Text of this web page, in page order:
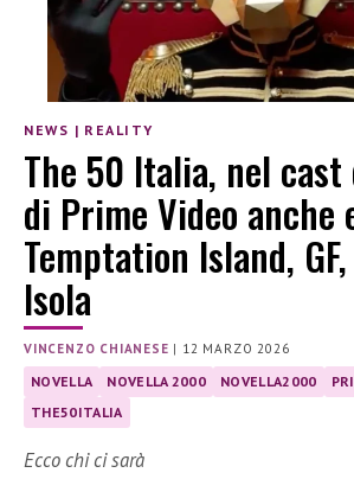
NEWS | REALITY
The 50 Italia, nel
di Prime Video anche
Temptation Island,
Isola
VINCENZO CHIANESE | 12 MARZO 2026
NOVELLA NOVELLA 2000 NOVELLA2000
THE50ITALIA
Ecco chi ci sarà